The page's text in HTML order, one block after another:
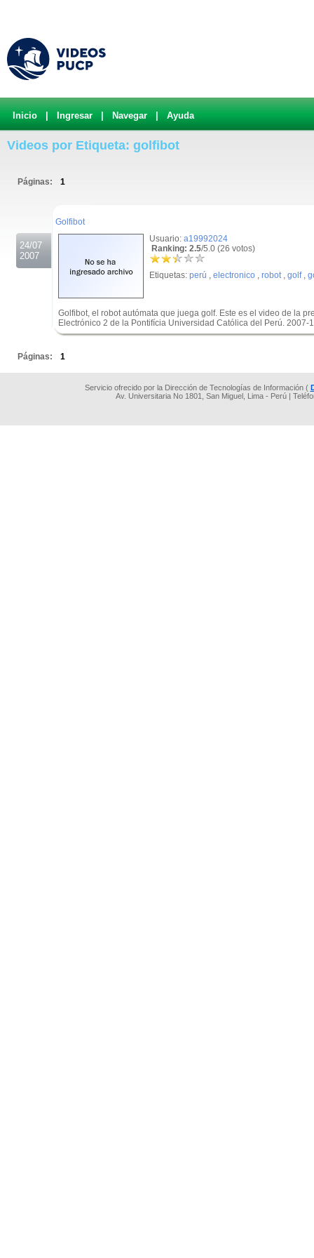
Inicio Ingresar Navegar Ayuda
Videos por Etiqueta: golfibot
Páginas: 1
24/07
2007
Golfibot
Usuario: a19992024
Ranking: 2.5/5.0 (26 votos)
Etiquetas: perú , electronico , robot, golf,
Golfibot, el robot autómata que juega golf. Este es el video de la
Electrónico 2 de la Pontifícia Universidad Católica del Perú. 2007-1
Páginas: 1
Servicio ofrecido por la Dirección de Tecnologías de Información (
Av. Universitaria No 1801, San Miguel, Lima - Perú |